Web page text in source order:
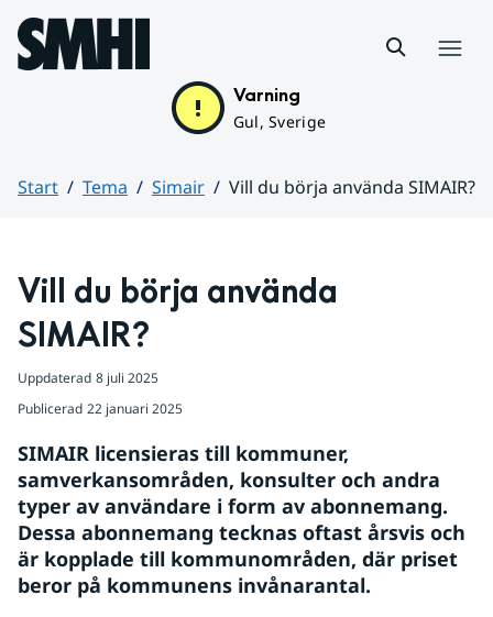
Hoppa till sidans innehåll
Varning
Gul, Sverige
Start Tema Simair
Vill du börja använda SIMAIR?
Vill du börja använda
SIMAIR?
Uppdaterad 8 juli 2025
Publicerad 22 januari 2025
SIMAIR licensieras till kommuner,
samverkansområden, konsulter och andra
typer av användare i form av abonnemang.
Dessa abonnemang tecknas oftast årsvis och
är kopplade till kommunområden, där priset
beror på kommunens invånarantal.